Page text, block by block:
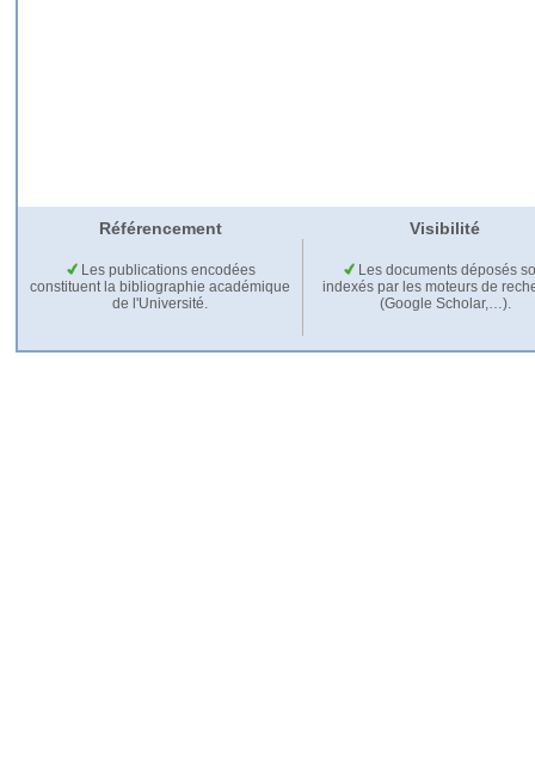
Référencement Visibilité
Les publications encodées
constituent la bibliographie académique
de l'Université.
Les documents déposés
indexés par les moteurs de
(Google Scholar,…).